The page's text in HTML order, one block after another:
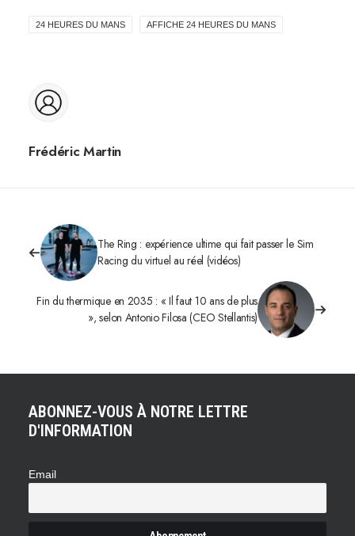
24 HEURES DU MANS AFFICHE 24 HEURES DU MANS
Frédéric Martin
The Ring : expérience ultime qui fait passer le Sim
Racing du virtuel au réel (vidéos)
Fin du thermique en 2035 : « Il faut 10 ans de plus
», selon Antonio Filosa (CEO Stellantis)
ABONNEZ-VOUS À NOTRE LETTRE
D'INFORMATION
Email